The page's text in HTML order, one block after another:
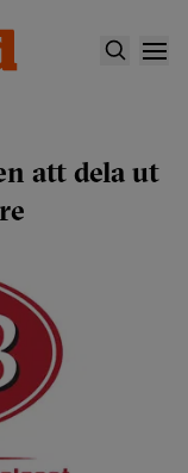
att dela ut